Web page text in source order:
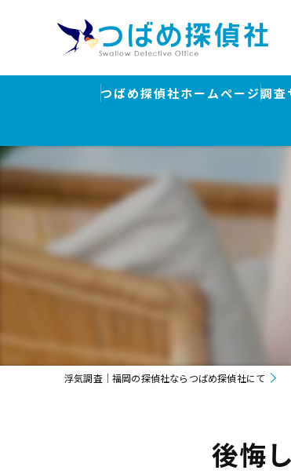
つばめ探偵社ホームページ調査
浮
素
行
浮気調査｜福岡の探偵社ならつばめ探偵社にて
後悔